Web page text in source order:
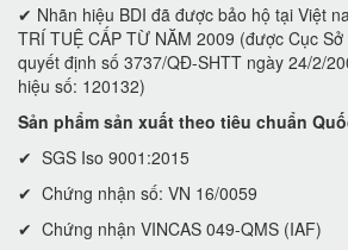
✔ Nhãn hiệu BDI đã được bảo hộ tại Việt
TRÍ TUỆ CẤP TỪ NĂM 2009 (được Cục
quyết định số 3737/QĐ-SHTT ngày 24/2/
hiệu số: 120132)
Sản phẩm sản xuất theo tiêu chuẩn
✔ SGS Iso 9001:2015
✔ Chứng nhận số: VN 16/0059
✔ Chứng nhận VINCAS 049-QMS (IAF)